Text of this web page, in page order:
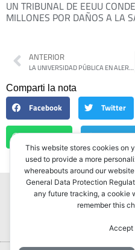
UN TRIBUNAL DE EEUU
MILLONES POR DAÑOS A LA
ANTERIOR
LA UNIVERSIDAD PÚBLICA EN ALERTA: JORNADA FEDERAL DE LUCHA Y PARO DOCENTE DE 48 HORAS
Comparti la nota
Facebook Twitter
WhatsApp
This website stores cookies on
used to provide a more
whereabouts around our
General Data Protection
any future tracking, a cookie
remember this
Accept